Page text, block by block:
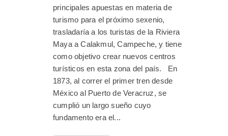
principales apuestas en materia de
turismo para el próximo sexenio,
trasladaría a los turistas de la Riviera
Maya a Calakmul, Campeche, y tiene
como objetivo crear nuevos centros
turísticos en esta zona del país. En
1873, al correr el primer tren desde
México al Puerto de Veracruz, se
cumplió un largo sueño cuyo
fundamento era el...